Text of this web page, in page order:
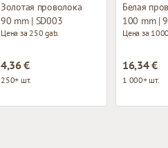
Золотая проволока
90 mm | SD003
Цена за 250 gab.
4,36 €
250+ шт.
Белая
100 mm |
Цена за
16,34 €
1 000+ шт.